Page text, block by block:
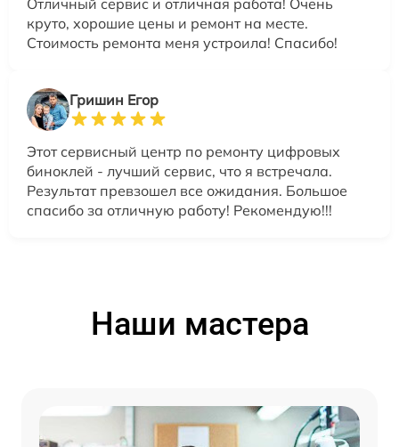
Отличный сервис и отличная работа! Очень
круто, хорошие цены и ремонт на месте.
Стоимость ремонта меня устроила! Спасибо!
Гришин Егор
Этот сервисный центр по ремонту цифровых
биноклей - лучший сервис, что я встречала.
Результат превзошел все ожидания. Большое
спасибо за отличную работу! Рекомендую!!!
Наши мастера